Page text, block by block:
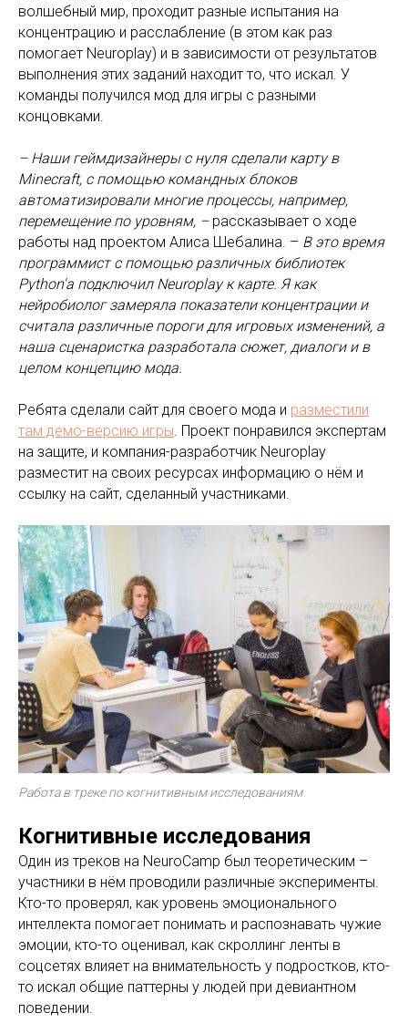
волшебный мир, проходит разные испытания на
концентрацию и расслабление (в этом как раз
помогает Neuroplay) и в зависимости от результатов
выполнения этих заданий находит то, что искал. У
команды получился мод для игры с разными
концовками.
– Наши геймдизайнеры с нуля сделали карту в
Minecraft, с помощью командных блоков
автоматизировали многие процессы, например,
перемещение по уровням, – рассказывает о ходе
работы над проектом Алиса Шебалина. – В это время
программист с помощью различных библиотек
Python'а подключил Neuroplay к карте. Я как
нейробиолог замеряла показатели концентрации и
считала различные пороги для игровых изменений, а
наша сценаристка разработала сюжет, диалоги и в
целом концепцию мода.
Ребята сделали сайт для своего мода и разместили
там демо-версию игры . Проект понравился экспертам
на защите, и компания-разработчик Neuroplay
разместит на своих ресурсах информацию о нём и
ссылку на сайт, сделанный участниками.
Работа в треке по когнитивным исследованиям
Когнитивные исследования
Один из треков на NeuroCamp был теоретическим –
участники в нём проводили различные эксперименты.
Кто-то проверял, как уровень эмоционального
интеллекта помогает понимать и распознавать чужие
эмоции, кто-то оценивал, как скроллинг ленты в
соцсетях влияет на внимательность у подростков, кто-
то искал общие паттерны у людей при девиантном
поведении.